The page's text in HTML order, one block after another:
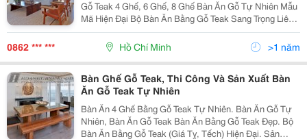
Gỗ Teak 4 Ghế, 6 Ghế, 8 Ghế Bàn Ăn Gỗ Tự Nhiên Mẫu
Mã Hiện Đại Bộ Bàn Ăn Bằng Gỗ Teak Sang Trọng Liên
Hệ 0906613568 Mr Quảng Để Được Tư Vấn Và Nhận
Báo Giá Tốt Nhất Mail Hoangthinhwood@
0862 *** *** Hồ Chí Minh >1 năm
Bàn Ghế Gỗ Teak, Thi Công Và Sản Xuất Bàn
Ăn Gỗ Teak Tự Nhiên
Bàn Ăn 4 Ghế Bằng Gỗ Teak Tự Nhiên. Bàn Ăn Gỗ Tự
Nhiên, Bàn Ăn Gỗ Teak Bàn Ăn Bằng Gỗ Teak Đẹp. Bộ
Bàn Ăn Bằng Gỗ Teak (Giá Tỵ, Tếch) Hiện Đại. Sản